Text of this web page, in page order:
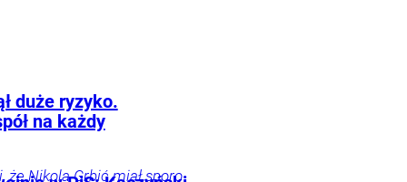
duże ryzyko.
na każdy
Nikola Grbić miał sporo